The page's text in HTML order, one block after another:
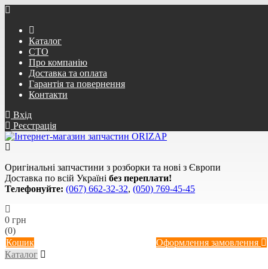
Каталог
СТО
Про компанію
Доставка та оплата
Гарантія та повернення
Контакти
Вхід
Реєстрація
Оригінальні запчастини з розборки та нові з Європи
Доставка по всій Україні без переплати!
Телефонуйте: (067) 662-32-32, (050) 769-45-45
0 грн
(0)
Кошик
Оформлення замовлення
Каталог